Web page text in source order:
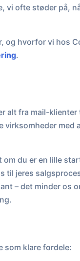
vi ofte støder på,
og hvorfor vi hos
.
alt fra mail-klienter
virksomheder med
du er en lille
til jeres
– det minder os
som klare fordele: